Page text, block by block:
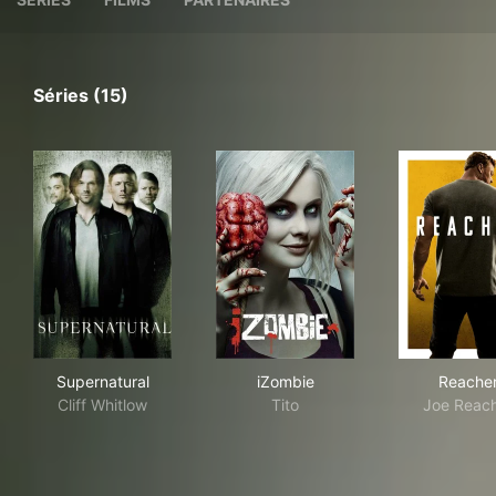
Séries (15)
Supernatural
Cliff Whitlow
iZombie
Tito
Joe